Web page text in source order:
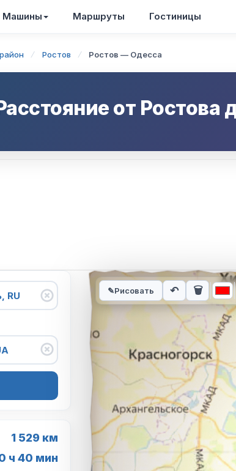
Машины Маршруты Гостиницы
Ростов Ростов — Одесса
от Ростова
1 529 км
ч 40 мин
Интерактивная карта
✎Рисовать ↶ 🗑